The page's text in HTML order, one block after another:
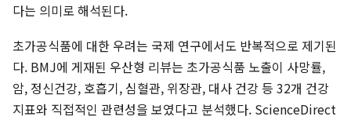
다는 의미로 해석된다.
초가공식품에 대한 우려는 국제 연구에서도 반복적으로 제기된
다. BMJ에 게재된 우산형 리뷰는 초가공식품 노출이 사망률,
암, 정신건강, 호흡기, 심혈관, 위장관, 대사 건강 등 32개 건강
지표와 직접적인 관련성을 보였다고 분석했다. ScienceDirect